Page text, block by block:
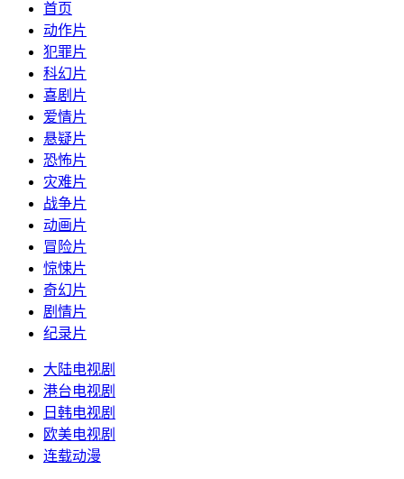
首页
动作片
犯罪片
科幻片
喜剧片
爱情片
悬疑片
恐怖片
灾难片
战争片
动画片
冒险片
惊悚片
奇幻片
剧情片
纪录片
大陆电视剧
港台电视剧
日韩电视剧
欧美电视剧
连载动漫